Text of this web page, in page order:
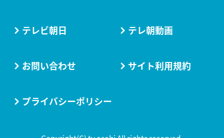
テレビ朝日 テレ朝動画
お問い合わせ サイト利用規約
プライバシーポリシー